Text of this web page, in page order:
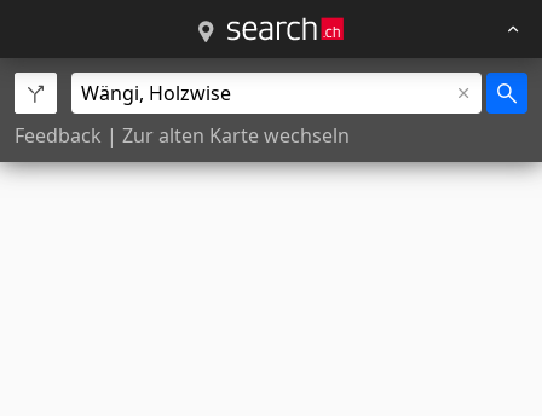
Feedback | Zur alten Karte wechseln